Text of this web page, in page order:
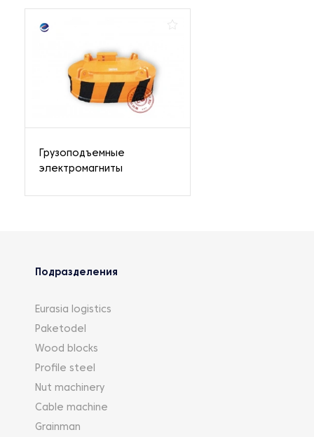
Грузоподъемные
электромагниты
Подразделения
Eurasia logistics
Paketodel
Wood blocks
Profile steel
Nut machinery
Cable machine
Grainman